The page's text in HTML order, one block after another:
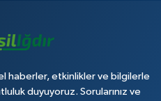
haberler, etkinlikler ve bilgilerle
duyuyoruz. Sorularınız ve